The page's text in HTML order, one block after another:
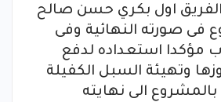
اول بكري حسن صالح
فى صورته النهائية وفى
مؤكدا استعداده لدفع
وتهيئة السبل الكفيلة
الى نهايته